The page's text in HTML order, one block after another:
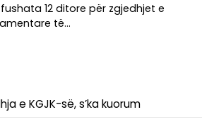
12 ditore për zgjedhjet e
të…
e KGJK-së, s’ka kuorum